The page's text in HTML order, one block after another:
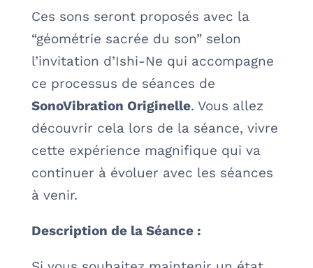
Ces sons seront proposés avec la
“géométrie sacrée du son” selon
l’invitation d’Ishi-Ne qui accompagne
ce processus de séances de
SonoVibration Originelle. Vous allez
découvrir cela lors de la séance, vivre
cette expérience magnifique qui va
continuer à évoluer avec les séances
à venir.
Description de la Séance :